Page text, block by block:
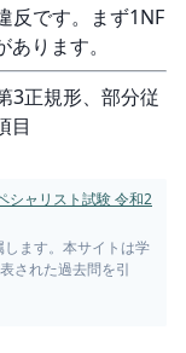
反です。まず1NF
ります。
3正規形、部分従
目
シャリスト試験 令和2
ます。本サイトは学
された過去問を引